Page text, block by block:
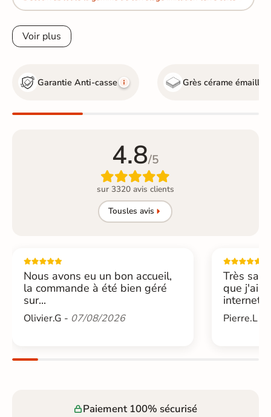
Voir plus
Garantie Anti-casse Grès cérame émaillé
4.8/5

sur 3320 avis clients
Tousles avis
Nous avons eu un bon accueil,
la commande à été bien géré
sur...
Olivier.G - 07/08/2026
Très
que j'ai
internet....
Pierre.L -
Paiement 100% sécurisé